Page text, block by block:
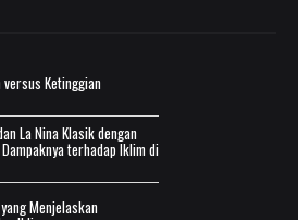
Ketinggian
La Nina Klasik dengan
terhadap Iklim di
Menjelaskan